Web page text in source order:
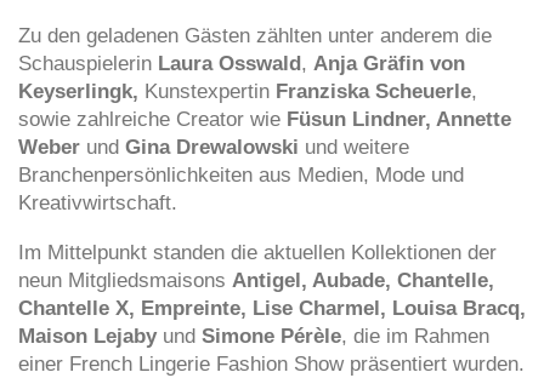
Zu den geladenen Gästen zählten unter anderem die
Schauspielerin Laura Osswald, Anja Gräfin von
Keyserlingk, Kunstexpertin Franziska Scheuerle,
sowie zahlreiche Creator wie Füsun Lindner, Annette
Weber und Gina Drewalowski und weitere
Branchenpersönlichkeiten aus Medien, Mode und
Kreativwirtschaft.
Im Mittelpunkt standen die aktuellen Kollektionen der
neun Mitgliedsmaisons Antigel, Aubade, Chantelle,
Chantelle X, Empreinte, Lise Charmel, Louisa Bracq,
Maison Lejaby und Simone Pérèle, die im Rahmen
einer French Lingerie Fashion Show präsentiert wurden.